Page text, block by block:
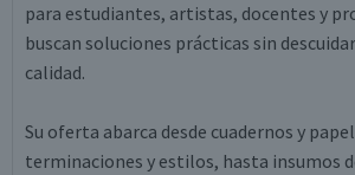
para estudiantes, artistas, docentes y
buscan soluciones prácticas sin
calidad.
Su oferta abarca desde cuadernos y
terminaciones y estilos, hasta insumos